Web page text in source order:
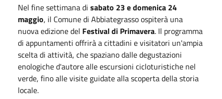
Nel fine settimana di sabato 23 e domenica 24
maggio, il Comune di Abbiategrasso ospiterà una
nuova edizione del Festival di Primavera. Il programma
di appuntamenti offrirà a cittadini e visitatori un'ampia
scelta di attività, che spaziano dalle degustazioni
enologiche d'autore alle escursioni cicloturistiche nel
verde, fino alle visite guidate alla scoperta della storia
locale.